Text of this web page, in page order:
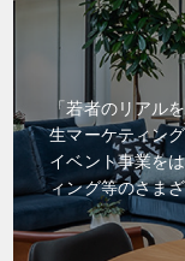
「若者のリアル
生マーケティン
イベント事業を
ィング等のさま